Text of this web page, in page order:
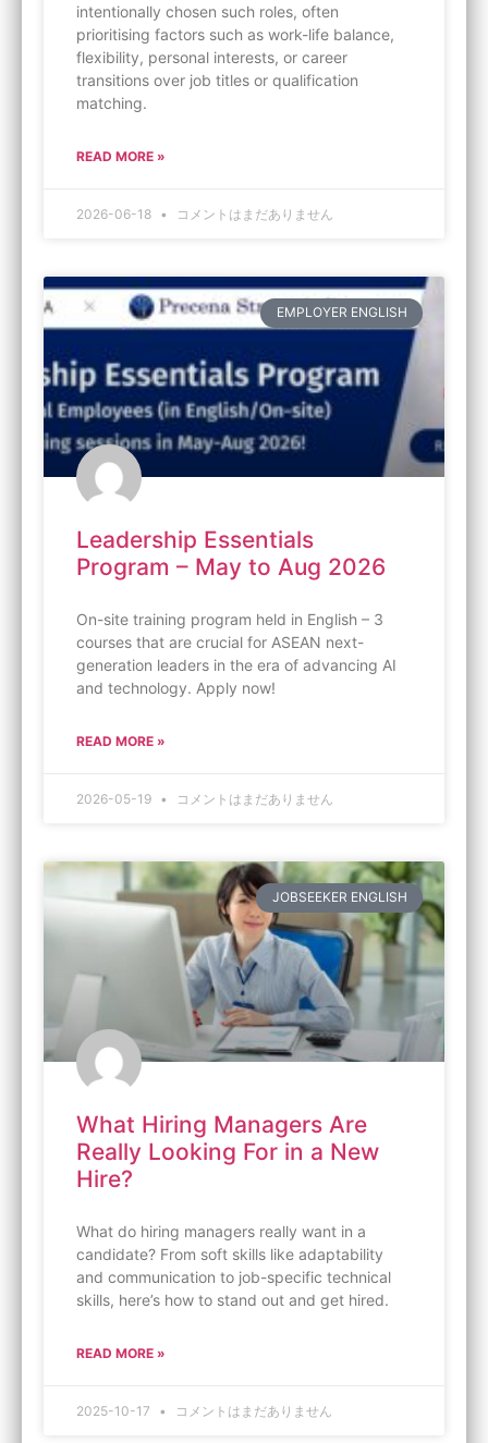
intentionally chosen such roles, often
prioritising factors such as work-life balance,
flexibility, personal interests, or career
transitions over job titles or qualification
matching.
READ MORE »
2026-06-18 コメントはまだありません
EMPLOYER ENGLISH
Leadership Essentials
Program – May to Aug 2026
On-site training program held in English – 3
courses that are crucial for ASEAN next-
generation leaders in the era of advancing AI
and technology. Apply now!
READ MORE »
2026-05-19 コメントはまだありません
JOBSEEKER ENGLISH
What Hiring Managers Are
Really Looking For in a New
Hire?
What do hiring managers really want in a
candidate? From soft skills like adaptability
and communication to job-specific technical
skills, here’s how to stand out and get hired.
READ MORE »
2025-10-17 コメントはまだありません